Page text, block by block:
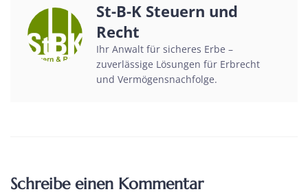
St-B-K Steuern und
Recht
Ihr Anwalt für sicheres Erbe –
zuverlässige Lösungen für Erbrecht
und Vermögensnachfolge.
Schreibe einen Kommentar